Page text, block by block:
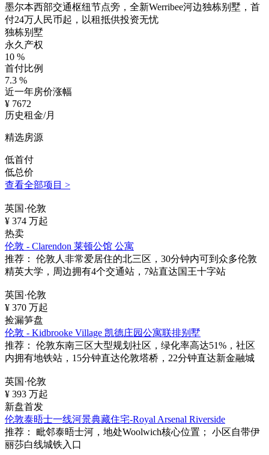
墨尔本西部交通枢纽节点旁，全新Werribee河边独栋别墅，首
付24万人民币起，以租抵供投资无忧
独栋别墅
永久产权
10 %
首付比例
7.3 %
近一年房价涨幅
¥ 7672
历史租金/月
精选房源
低首付
低总价
查看全部项目 >
英国·伦敦
¥ 374 万起
热卖
伦敦 - Clarendon 莱顿公馆 公寓
推荐：
伦敦人非常爱居住的北三区，30分钟内可到众多伦敦
精英大学，周边拥有4个交通站，7站直达国王十字站
英国·伦敦
¥ 370 万起
捡漏笋盘
伦敦 - Kidbrooke Village 凯德庄园公寓联排别墅
推荐：
伦敦东南三区大型规划社区，绿化率高达51%，社区
内拥有地铁站，15分钟直达伦敦塔桥，22分钟直达新金融城
英国·伦敦
¥ 393 万起
新盘首发
伦敦泰晤士一线河景典藏住宅-Royal Arsenal Riverside
推荐：
毗邻泰晤士河，地处Woolwich核心位置； 小区自带伊
丽莎白线城铁入口